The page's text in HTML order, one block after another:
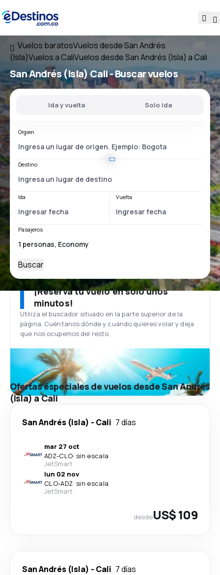
Vuelos baratosVuelos desde San Andrés
(Isla)Vuelos a CaliVuelos desde San Andrés (Isla) a Cali
San Andrés (Isla) Cali- Buscar vuelos
Ida y vuelta Solo ida
Orgien
Destino
Ida Vuelta
Pasajeros
Buscar
¡Reserva tu vuelo en solo unos
minutos!
Utiliza el buscador situado en la parte superior de la
página. Cuéntanos dónde y cuándo quieres volar y deja
que nos ocupemos del resto.
Ofertas especiales de vuelos desde San Andrés
(Isla) a Cali
San Andrés (Isla) - Cali 7 días
mar 27 oct
ADZ-CLO· sin escala
JetSmart
lun 02 nov
CLO-ADZ· sin escala
JetSmart
desdeUS$ 109
San Andrés (Isla) - Cali 7 días